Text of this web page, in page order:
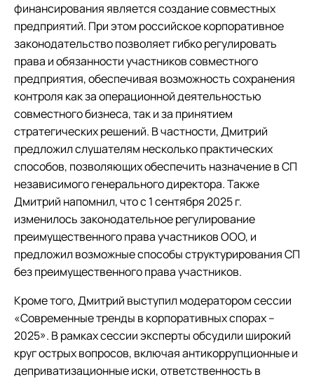
финансирования является создание совместных
предприятий. При этом российское корпоративное
законодательство позволяет гибко регулировать
права и обязанности участников совместного
предприятия, обеспечивая возможность сохранения
контроля как за операционной деятельностью
совместного бизнеса, так и за принятием
стратегических решений. В частности, Дмитрий
предложил слушателям несколько практических
способов, позволяющих обеспечить назначение в СП
независимого генерального директора. Также
Дмитрий напомнил, что с 1 сентября 2025 г.
изменилось законодательное регулирование
преимущественного права участников ООО, и
предложил возможные способы структурирования СП
без преимущественного права участников.
Кроме того, Дмитрий выступил модератором сессии
«Современные тренды в корпоративных спорах –
2025». В рамках сессии эксперты обсудили широкий
круг острых вопросов, включая антикоррупционные и
деприватизационные иски, ответственность в